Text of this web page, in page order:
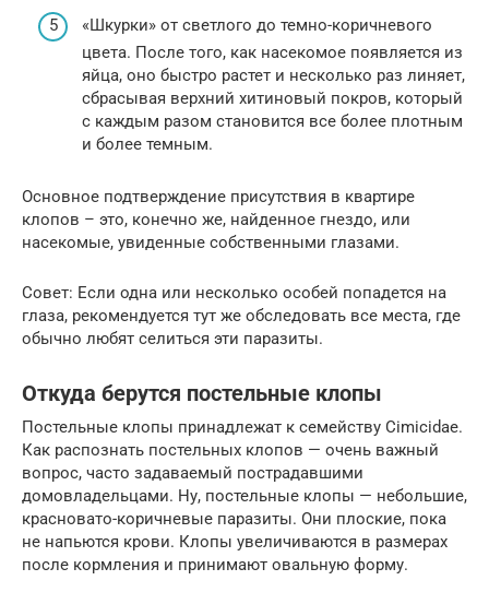
«Шкурки» от светлого до темно-коричневого
цвета. После того, как насекомое появляется из
яйца, оно быстро растет и несколько раз линяет,
сбрасывая верхний хитиновый покров, который
с каждым разом становится все более плотным
и более темным.
Основное подтверждение присутствия в квартире
клопов – это, конечно же, найденное гнездо, или
насекомые, увиденные собственными глазами.
Совет: Если одна или несколько особей попадется на
глаза, рекомендуется тут же обследовать все места, где
обычно любят селиться эти паразиты.
Откуда берутся постельные клопы
Постельные клопы принадлежат к семейству Cimicidae.
Как распознать постельных клопов — очень важный
вопрос, часто задаваемый пострадавшими
домовладельцами. Ну, постельные клопы — небольшие,
красновато-коричневые паразиты. Они плоские, пока
не напьются крови. Клопы увеличиваются в размерах
после кормления и принимают овальную форму.